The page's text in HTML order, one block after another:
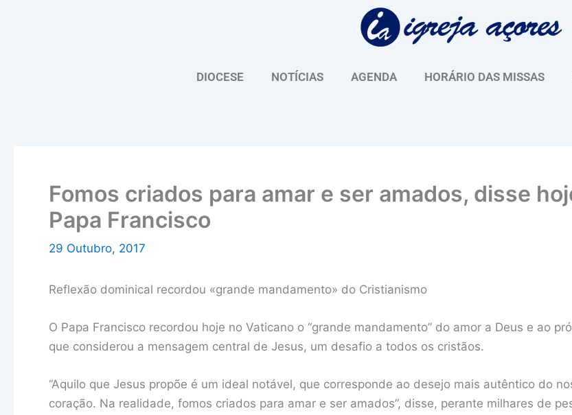
DIOCESE NOTÍCIAS AGENDA HORÁRIO DAS MISSAS
Fomos criados para amar e ser amados, disse
Papa Francisco
29 Outubro, 2017
Reflexão dominical recordou «grande mandamento» do Cristianismo
O Papa Francisco recordou hoje no Vaticano o “grande mandamento” do amor a Deus e ao
que considerou a mensagem central de Jesus, um desafio a todos os cristãos.
“Aquilo que Jesus propõe é um ideal notável, que corresponde ao desejo mais autêntico do
coração. Na realidade, fomos criados para amar e ser amados”, disse, perante milhares de